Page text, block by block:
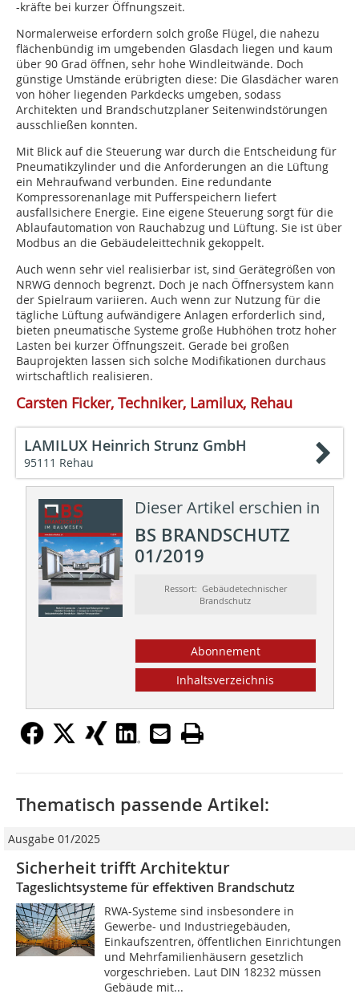
-kräfte bei kurzer Öffnungszeit.
Normalerweise erfordern solch große Flügel, die nahezu
flächenbündig im umgebenden Glasdach liegen und kaum
über 90 Grad öffnen, sehr hohe Windleitwände. Doch
günstige Umstände erübrigten diese: Die Glasdächer waren
von höher liegenden Parkdecks umgeben, sodass
Architekten und Brandschutzplaner Seitenwindstörungen
ausschließen konnten.
Mit Blick auf die Steuerung war durch die Entscheidung für
Pneumatik­zylinder und die Anforderungen an die Lüftung
ein Mehraufwand verbunden. Eine redundante
Kompressorenanlage mit Pufferspeichern liefert
ausfallsichere Energie. Eine eigene Steuerung sorgt für die
Ablaufautomation von Rauchabzug und Lüftung. Sie ist über
Modbus an die Gebäudeleittechnik gekoppelt.
Auch wenn sehr viel realisierbar ist, sind Gerätegrößen von
NRWG dennoch begrenzt. Doch je nach Öffnersystem kann
der Spielraum variieren. Auch wenn zur Nutzung für die
tägliche Lüftung aufwändigere Anlagen erforderlich sind,
bieten pneumatische Systeme große Hubhöhen trotz hoher
Lasten bei kurzer Öffnungszeit. Gerade bei großen
Bauprojekten lassen sich solche Modifikationen durchaus
wirtschaftlich realisieren.
Carsten Ficker, Techniker, Lamilux, Rehau
LAMILUX Heinrich Strunz GmbH
95111 Rehau
Dieser Artikel erschien in
BS BRANDSCHUTZ
01/2019
Ressort: Gebäudetechnischer
Brandschutz
Abonnement
Inhaltsverzeichnis
Thematisch passende Artikel:
Ausgabe 01/2025
Sicherheit trifft Architektur
Tageslichtsysteme für effektiven Brandschutz
RWA-Systeme sind insbesondere in
Gewerbe- und Industriegebäuden,
Einkaufszentren, öffentlichen Einrichtungen
und Mehrfamilienhäusern gesetzlich
vorgeschrieben. Laut DIN 18232 müssen
Gebäude mit...